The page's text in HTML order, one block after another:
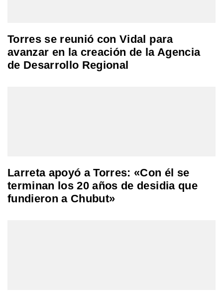
Torres se reunió con Vidal para
avanzar en la creación de la Agencia
de Desarrollo Regional
Larreta apoyó a Torres: «Con él se
terminan los 20 años de desidia que
fundieron a Chubut»